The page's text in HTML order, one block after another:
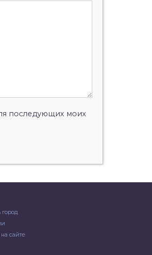
последующих моих
сайте